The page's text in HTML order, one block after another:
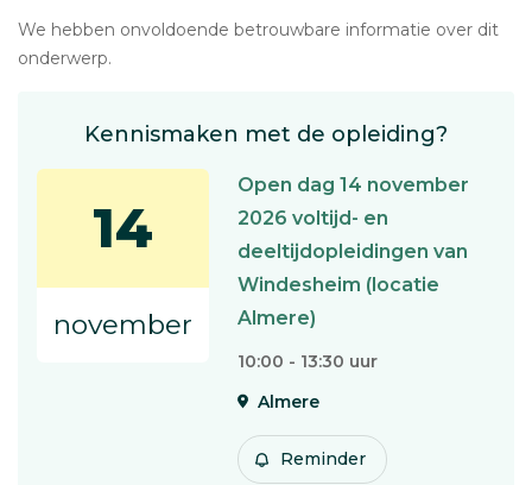
We hebben onvoldoende betrouwbare informatie over dit
onderwerp.
Kennismaken met de opleiding?
14
november
Open dag 14 november
2026 voltijd- en
deeltijdopleidingen van
Windesheim (locatie
Almere)
10:00 - 13:30 uur
Almere
Reminder